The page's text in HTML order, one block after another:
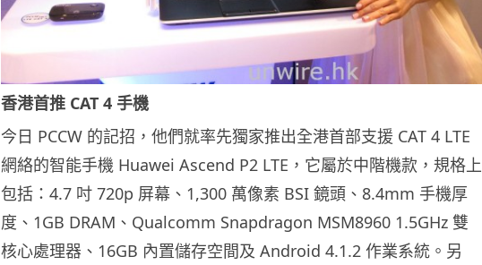
香港首推 CAT 4 手機
今日 PCCW 的記招，他們就率先獨家推出全港首部支援 CAT 4 LTE
網絡的智能手機 Huawei Ascend P2 LTE，它屬於中階機款，規格上
包括：4.7 吋 720p 屏幕、1,300 萬像素 BSI 鏡頭、8.4mm 手機厚
度、1GB DRAM、Qualcomm Snapdragon MSM8960 1.5GHz 雙
核心處理器、16GB 內置儲存空間及 Android 4.1.2 作業系統。另